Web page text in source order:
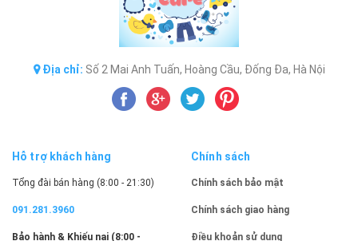
Địa chỉ: Số 2 Mai Anh Tuấn, Hoàng Cầu, Đống Đa, Hà Nội
Hỗ trợ khách hàng
Tổng đài bán hàng (8:00 - 21:30)
091.281.3960
Bảo hành & Khiếu nại (8:00 -
Chính sách
Chính sách bảo mật
Chính sách giao hàng
Điều khoản sử dụng